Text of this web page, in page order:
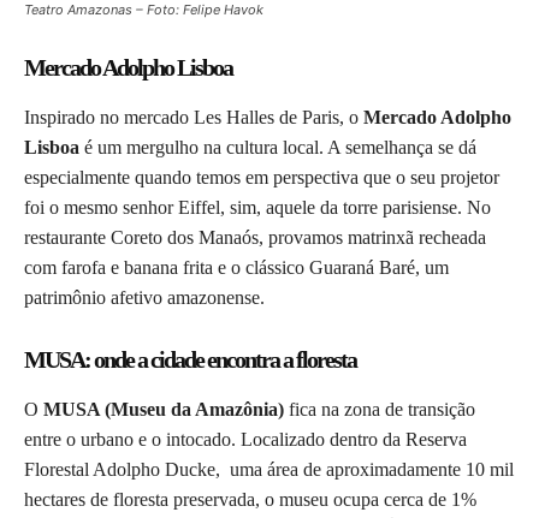
Teatro Amazonas – Foto: Felipe Havok
Mercado Adolpho Lisboa
Inspirado no mercado Les Halles de Paris, o Mercado Adolpho
Lisboa é um mergulho na cultura local. A semelhança se dá
especialmente quando temos em perspectiva que o seu projetor
foi o mesmo senhor Eiffel, sim, aquele da torre parisiense. No
restaurante Coreto dos Manaós, provamos matrinxã recheada
com farofa e banana frita e o clássico Guaraná Baré, um
patrimônio afetivo amazonense.
MUSA: onde a cidade encontra a floresta
O MUSA (Museu da Amazônia) fica na zona de transição
entre o urbano e o intocado. Localizado dentro da Reserva
Florestal Adolpho Ducke, uma área de aproximadamente 10 mil
hectares de floresta preservada, o museu ocupa cerca de 1%